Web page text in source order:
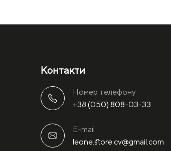
Контакти
Номер телефону
+38 (050) 808-03-33
E-mail
leone.store.cv@gmail.com